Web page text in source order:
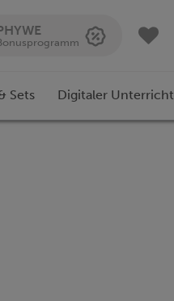
Sets Digitaler Unterricht